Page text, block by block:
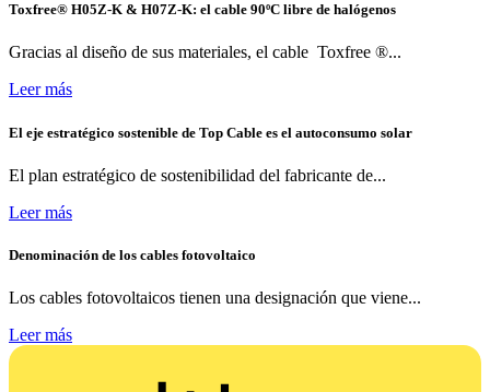
Toxfree® H05Z-K & H07Z-K: el cable 90ºC libre de halógenos
Gracias al diseño de sus materiales, el cable Toxfree ®...
Leer más
El eje estratégico sostenible de Top Cable es el autoconsumo solar
El plan estratégico de sostenibilidad del fabricante de...
Leer más
Denominación de los cables fotovoltaico
Los cables fotovoltaicos tienen una designación que viene...
Leer más